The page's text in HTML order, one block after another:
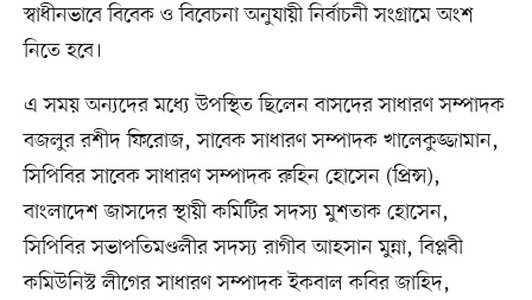
স্বাধীনভাবে বিবেক ও বিবেচনা অনুযায়ী নির্বাচনী সংগ্রামে অংশ
নিতে হবে।
এ সময় অন্যদের মধ্যে উপস্থিত ছিলেন বাসদের সাধারণ সম্পাদক
বজলুর রশীদ ফিরোজ, সাবেক সাধারণ সম্পাদক খালেকুজ্জামান,
সিপিবির সাবেক সাধারণ সম্পাদক রুহিন হোসেন (প্রিন্স),
বাংলাদেশ জাসদের স্থায়ী কমিটির সদস্য মুশতাক হোসেন,
সিপিবির সভাপতিমণ্ডলীর সদস্য রাগীব আহসান মুন্না, বিপ্লবী
কমিউনিস্ট লীগের সাধারণ সম্পাদক ইকবাল কবির জাহিদ,